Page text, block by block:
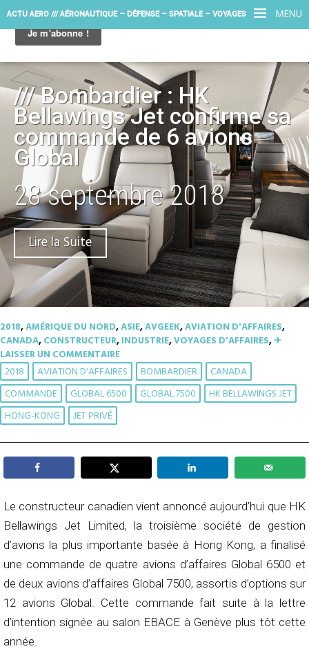
MENU
ACTU AERO /// AÉRONAUTIQUE – DÉFENSE – SPATIALE – VOYAGES
/// Bombardier : HK
Bellawings Jet confirme sa
commande de 6 avions
Global
28 septembre 2018
Lire la Suite
2018,AMÉRIQUE DU NORD,ASIE,AVGEEK,AVIATION D'AFFAIRES,
CANADA,CONSTRUCTEUR,INDUSTRIE,VOYAGES D'AFFAIRES,✈︎
LAISSER UN COMMENTAIRE
2018 AVIATION D'AFFAIRES BOMBARDIER
CANADA
COMMANDE
GLOBAL 6500 GLOBAL 7500
HK BELLAWINGS JET
HONG-KONG
JET PRIVÉ
Le constructeur canadien vient annoncé aujourd’hui que HK
Bellawings Jet Limited, la troisième société de gestion
d’avions la plus importante basée à Hong Kong, a finalisé
une commande de quatre avions d’affaires Global 6500 et
de deux avions d’affaires Global 7500, assortis d’options sur
12 avions Global. Cette commande fait suite à la lettre
d’intention signée au salon EBACE à Genève plus tôt cette
année.